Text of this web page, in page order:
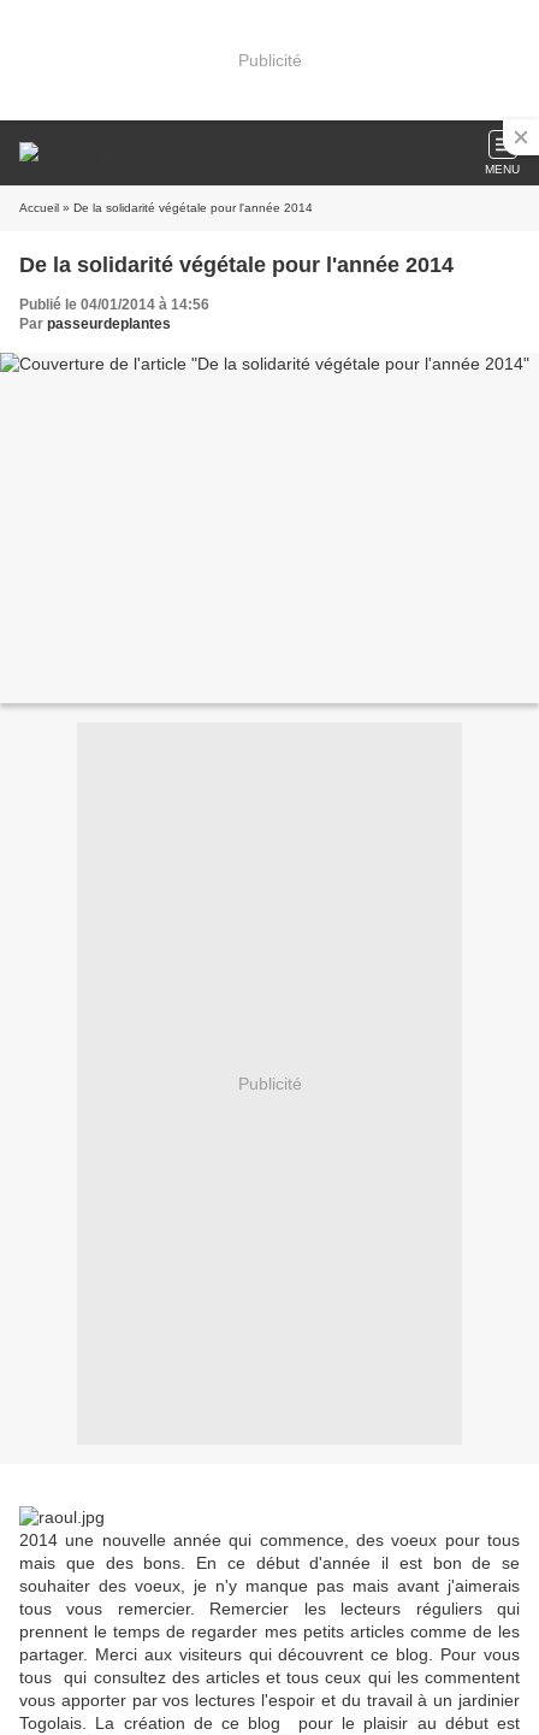
Publicité
MENU
Accueil » De la solidarité végétale pour l'année 2014
De la solidarité végétale pour l'année 2014
Publié le 04/01/2014 à 14:56
Par passeurdeplantes
Publicité
2014 une nouvelle année qui commence, des voeux pour tous
mais que des bons. En ce début d'année il est bon de se
souhaiter des voeux, je n'y manque pas mais avant j'aimerais
tous vous remercier. Remercier les lecteurs réguliers qui
prennent le temps de regarder mes petits articles comme de les
partager. Merci aux visiteurs qui découvrent ce blog. Pour vous
tous qui consultez des articles et tous ceux qui les commentent
vous apporter par vos lectures l'espoir et du travail à un jardinier
Togolais. La création de ce blog pour le plaisir au début est